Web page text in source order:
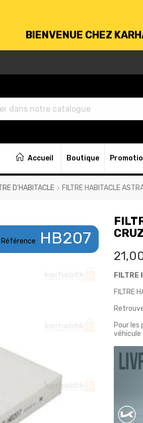
GRATUITE À PARTIR
BIENVENUE CHEZ
GRATUITE À PARTIR
Accueil Boutique
D'HABITACLE FILTRE HABITACLE
Référence HB207
FILTRE
FILTRE
Pour
véhicule